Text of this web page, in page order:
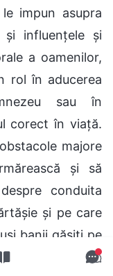
impun asupra
și influențele și
a oamenilor,
rol în aducerea
sau în
corect în viață.
majore
și să
conduita
și pe care
banii găsiți pe
pe ceilalți; fii